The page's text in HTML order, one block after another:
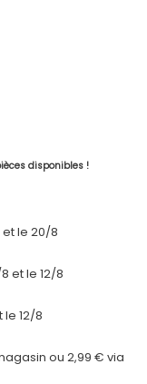
disponibles !
et le 20/8
et le 12/8
le 12/8
ou 2,99 € via